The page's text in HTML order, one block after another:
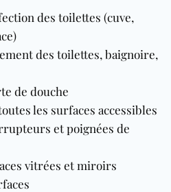
des toilettes (cuve,
des toilettes, baignoire,
de douche
les surfaces accessibles
et poignées de
vitrées et miroirs